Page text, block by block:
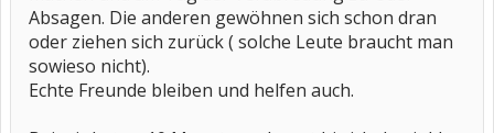
Absagen. Die anderen gewöhnen sich schon dran
oder ziehen sich zurück ( solche Leute braucht man
sowieso nicht).
Echte Freunde bleiben und helfen auch.